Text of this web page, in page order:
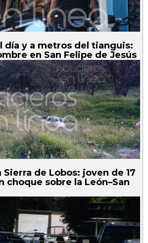
día y a metros del tianguis:
en San Felipe de Jesús
de Lobos: joven de 17
choque sobre la León–San